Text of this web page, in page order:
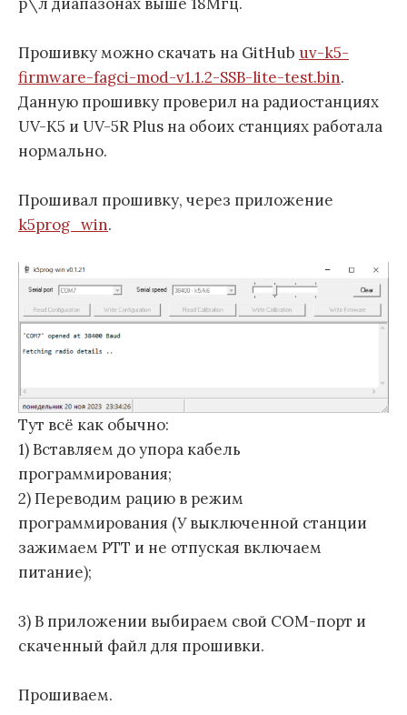
Прошивку можно скачать на GitHub uv-k5-
firmware-fagci-mod-v1.1.2-SSB-lite-test.bin.
Данную прошивку проверил на радиостанциях
UV-K5 и UV-5R Plus на обоих станциях работала
нормально.
Прошивал прошивку, через приложение
k5prog_win.
Тут всё как обычно:
1) Вставляем до упора кабель
программирования;
2) Переводим рацию в режим
программирования (У выключенной станции
зажимаем PTT и не отпуская включаем
питание);
3) В приложении выбираем свой COM-порт и
скаченный файл для прошивки.
Прошиваем.